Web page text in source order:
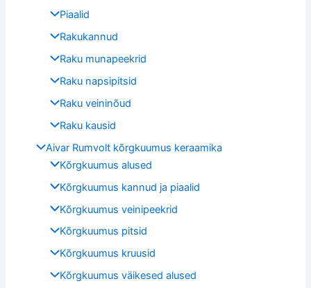
Piaalid
Rakukannud
Raku munapeekrid
Raku napsipitsid
Raku veininõud
Raku kausid
Aivar Rumvolt kõrgkuumus keraamika
Kõrgkuumus alused
Kõrgkuumus kannud ja piaalid
Kõrgkuumus veinipeekrid
Kõrgkuumus pitsid
Kõrgkuumus kruusid
Kõrgkuumus väikesed alused